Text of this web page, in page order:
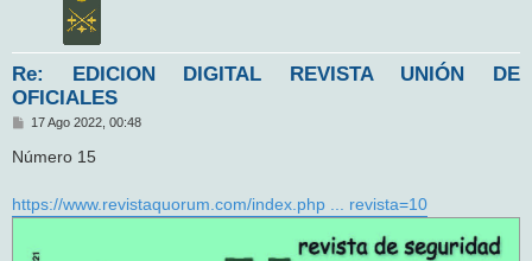
Re: EDICION DIGITAL REVISTA UNIÓN DE
OFICIALES
M
n
s
j
e
17 Ago 2022, 00:48
Número 15
https://www.revistaquorum.com/index.php ... revista=10